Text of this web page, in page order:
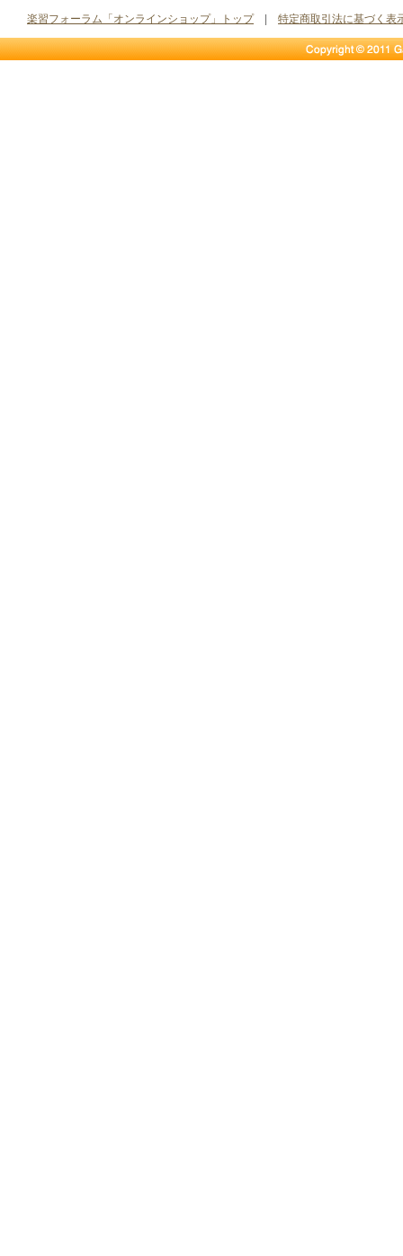
楽習フォーラム「オンラインショップ」トップ| 特定商取引法に基づく表